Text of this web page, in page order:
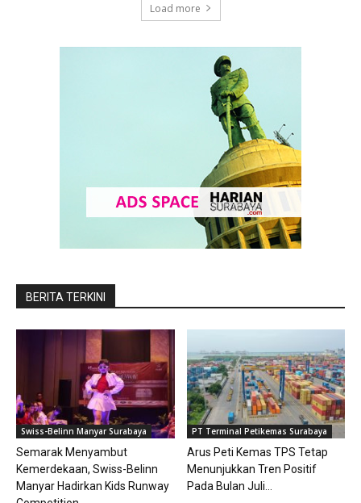
Load more
BERITA TERKINI
Swiss-Belinn Manyar Surabaya
Semarak Menyambut
Kemerdekaan, Swiss-Belinn
Manyar Hadirkan Kids Runway
PT Terminal Petikemas Surabaya
Arus Peti Kemas TPS Tetap
Menunjukkan Tren Positif
Pada Bulan Juli...